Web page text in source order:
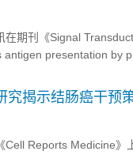
期刊《Signal
antigen presentation by
究揭示结肠癌干预
Reports Medicine》